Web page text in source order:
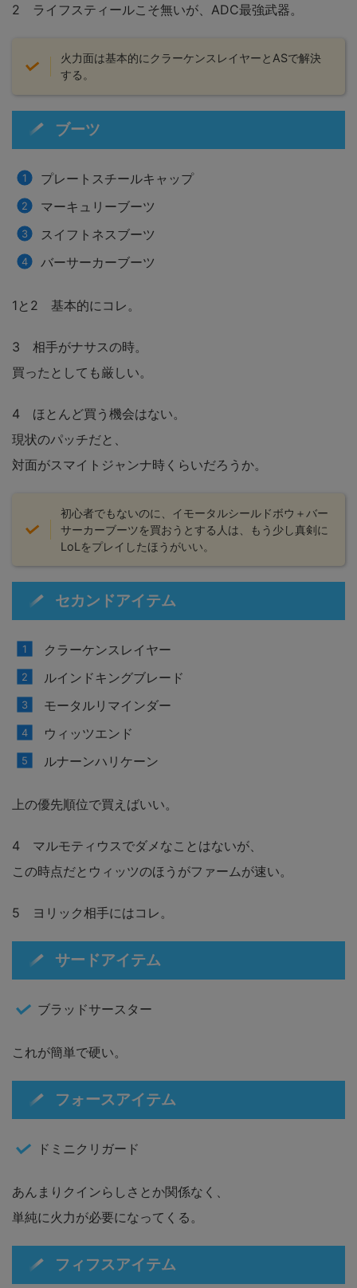
2 ライフスティールこそ無いが、ADC最強武器。
火力面は基本的にクラーケンスレイヤーとASで解決
する。
ブーツ
プレートスチールキャップ
マーキュリーブーツ
スイフトネスブーツ
バーサーカーブーツ
1と2 基本的にコレ。
3 相手がナサスの時。
買ったとしても厳しい。
4 ほとんど買う機会はない。
現状のパッチだと、
対面がスマイトジャンナ時くらいだろうか。
初心者でもないのに、イモータルシールドボウ＋バー
サーカーブーツを買おうとする人は、もう少し真剣に
LoLをプレイしたほうがいい。
セカンドアイテム
クラーケンスレイヤー
ルインドキングブレード
モータルリマインダー
ウィッツエンド
ルナーンハリケーン
上の優先順位で買えばいい。
4 マルモティウスでダメなことはないが、
この時点だとウィッツのほうがファームが速い。
5 ヨリック相手にはコレ。
サードアイテム
ブラッドサースター
これが簡単で硬い。
フォースアイテム
ドミニクリガード
あんまりクインらしさとか関係なく、
単純に火力が必要になってくる。
フィフスアイテム